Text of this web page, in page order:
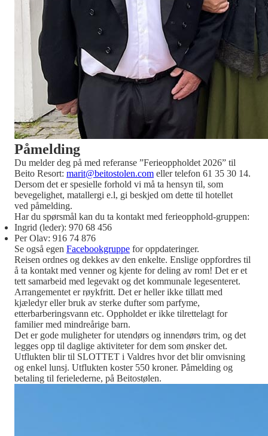
Påmelding
Du melder deg på med referanse ”Ferieoppholdet 2026” til
Beito Resort: marit@beitostolen.com eller telefon 61 35 30 14.
Dersom det er spesielle forhold vi må ta hensyn til, som
bevegelighet, matallergi e.l, gi beskjed om dette til hotellet
ved påmelding.
Har du spørsmål kan du ta kontakt med ferieopphold-gruppen:
Ingrid (leder): 970 68 456
Per Olav: 916 74 876
Se også egen Facebookgruppe for oppdateringer.
Reisen ordnes og dekkes av den enkelte. Enslige oppfordres til
å ta kontakt med venner og kjente for deling av rom! Det er et
tett samarbeid med legevakt og det kommunale legesenteret.
Arrangementet er røykfritt. Det er heller ikke tillatt med
kjæledyr eller bruk av sterke dufter som parfyme,
etterbarberingsvann etc. Oppholdet er ikke tilrettelagt for
familier med mindreårige barn.
Det er gode muligheter for utendørs og innendørs trim, og det
legges opp til daglige aktiviteter for dem som ønsker det.
Utflukten blir til SLOTTET i Valdres hvor det blir omvisning
og enkel lunsj. Utflukten koster 550 kroner. Påmelding og
betaling til ferielederne, på Beitostølen.